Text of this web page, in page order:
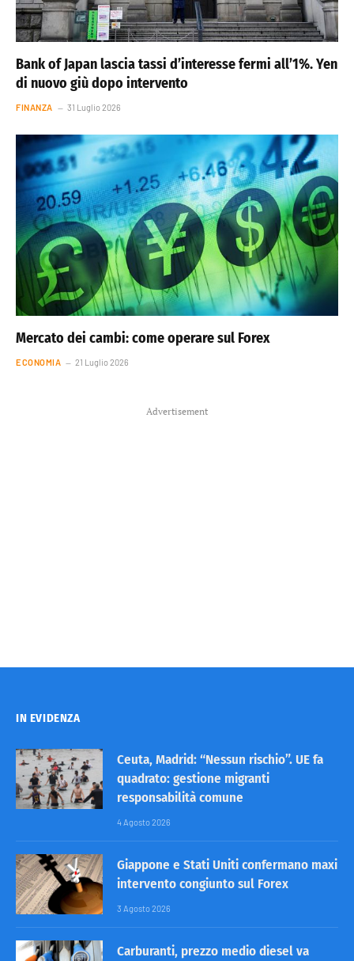
Bank of Japan lascia tassi d’interesse fermi all’1%. Yen
di nuovo giù dopo intervento
FINANZA 31 Luglio 2026
Mercato dei cambi: come operare sul Forex
ECONOMIA 21 Luglio 2026
Advertisement
IN EVIDENZA
Ceuta, Madrid: “Nessun rischio”. UE fa
quadrato: gestione migranti
responsabilità comune
4 Agosto 2026
Giappone e Stati Uniti confermano maxi
intervento congiunto sul Forex
3 Agosto 2026
Carburanti, prezzo medio diesel va